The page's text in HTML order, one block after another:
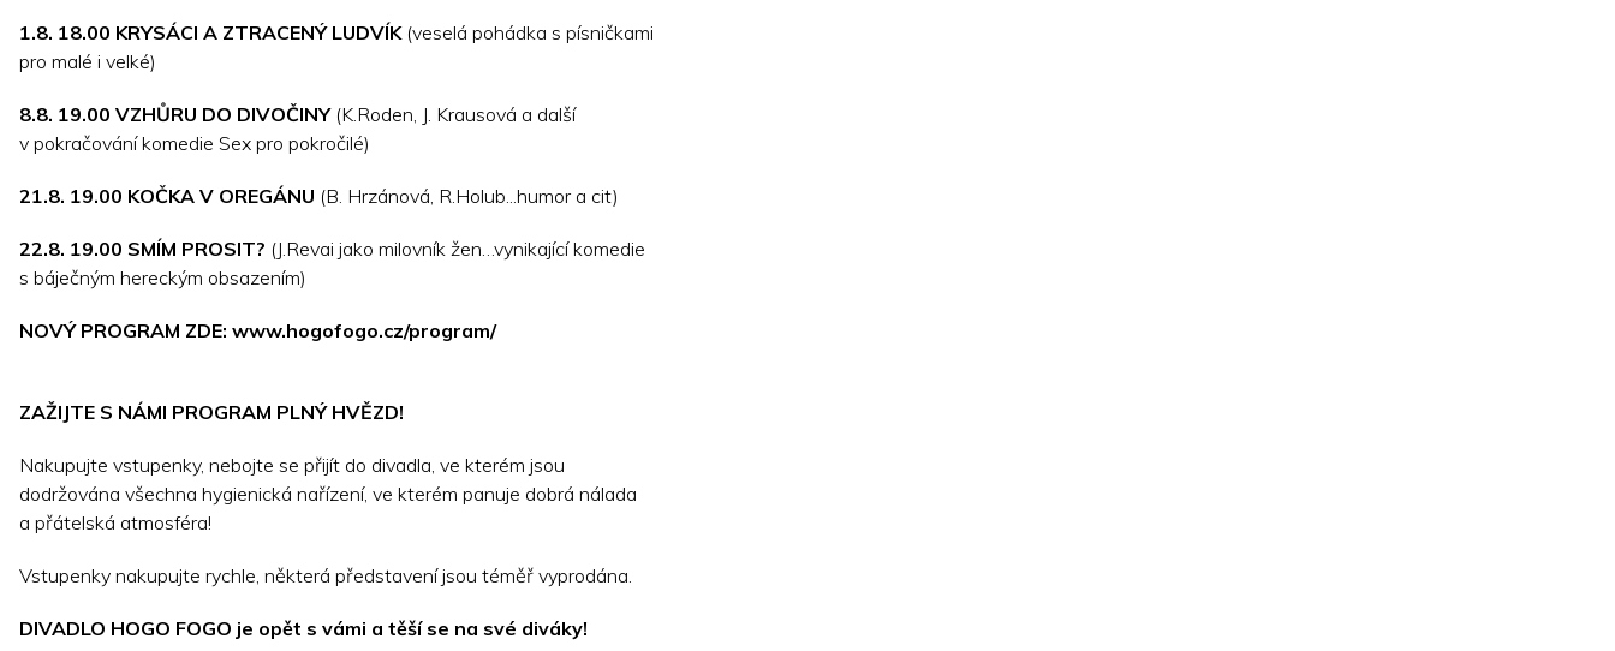
1.8. 18.00 KRYSÁCI A ZTRACENÝ LUDVÍK (veselá pohádka s písničkami
pro malé i velké)
8.8. 19.00 VZHŮRU DO DIVOČINY(K.Roden, J. Krausová a další
v pokračování komedie Sex pro pokročilé)
21.8. 19.00 KOČKA V OREGÁNU (B. Hrzánová, R.Holub...humor a cit)
22.8. 19.00 SMÍM PROSIT? (J.Revai jako milovník žen…vynikající komedie
s báječným hereckým obsazením)
NOVÝ PROGRAM ZDE: www.hogofogo.cz/program/
ZAŽIJTE S NÁMI PROGRAM PLNÝ HVĚZD!
Nakupujte vstupenky, nebojte se přijít do divadla, ve kterém jsou
dodržována všechna hygienická nařízení, ve kterém panuje dobrá nálada
a přátelská atmosféra!
Vstupenky nakupujte rychle, některá představení jsou téměř vyprodána.
DIVADLO HOGO FOGO je opět s vámi a těší se na své diváky!